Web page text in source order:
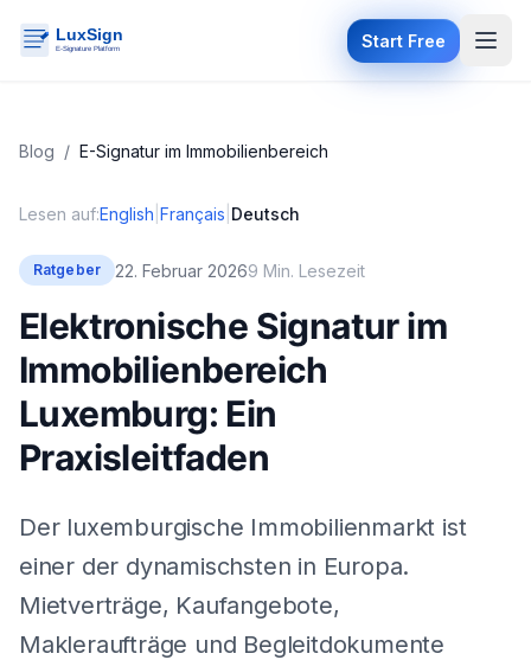
Start Free
Blog / E-Signatur im Immobilienbereich
Lesen auf:English Français Deutsch
Ratgeber 22. Februar 20269 Min. Lesezeit
Elektronische Signatur im
Immobilienbereich
Luxemburg: Ein
Praxisleitfaden
Der luxemburgische Immobilienmarkt ist
einer der dynamischsten in Europa.
Mietverträge, Kaufangebote,
Makleraufträge und Begleitdokumente